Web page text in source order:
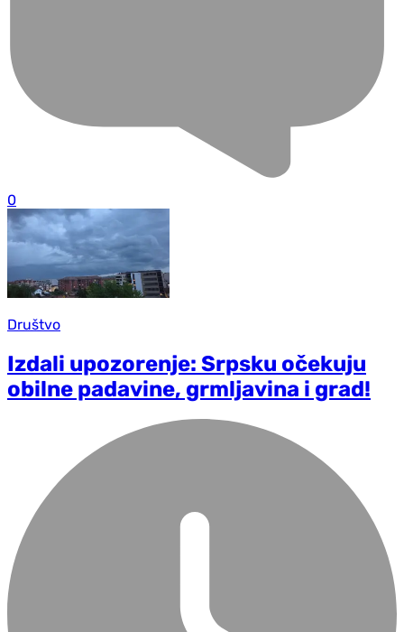
0
Društvo
Izdali upozorenje: Srpsku očekuju
obilne padavine, grmljavina i grad!